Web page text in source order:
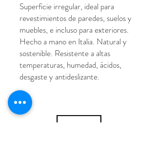
Superficie irregular, ideal para
revestimientos de paredes, suelos y
muebles, e incluso para exteriores.
Hecho a mano en Italia. Natural y
sostenible. Resistente a altas
temperaturas, humedad, ácidos,
desgaste y antideslizante.